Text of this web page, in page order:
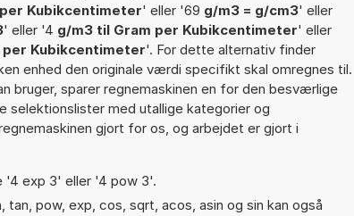
Kubikcentimeter' eller '69 g/m3 = g/cm3' eller
' eller '4 g/m3 til Gram per Kubikcentimeter' eller
Kubikcentimeter'. For dette alternativ finder
enhed den originale værdi specifikt skal omregnes til.
bruger, sparer regnemaskinen en for den besværlige
selektionslister med utallige kategorier og
gjort for os, og arbejdet er gjort i
'4 exp 3' eller '4 pow 3'.
pow, exp, cos, sqrt, acos, asin og sin kan også